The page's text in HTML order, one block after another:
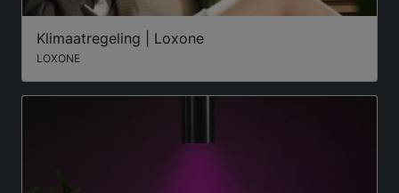
Klimaatregeling | Loxone
LOXONE